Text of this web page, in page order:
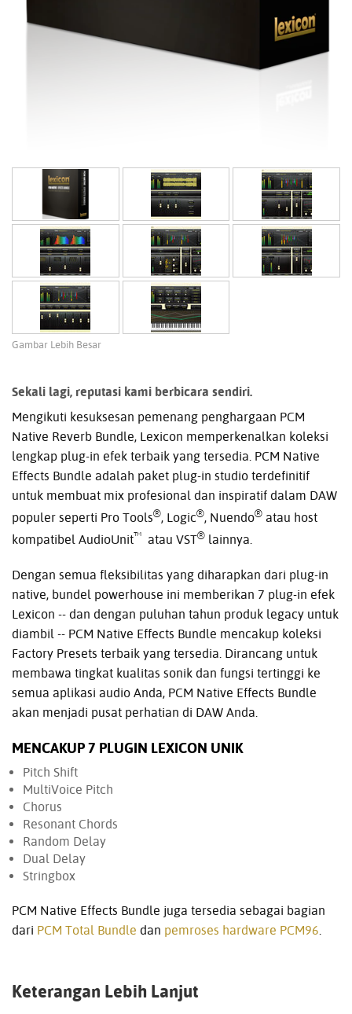
Gambar Lebih Besar
Sekali lagi, reputasi kami berbicara sendiri.
Mengikuti kesuksesan pemenang penghargaan PCM
Native Reverb Bundle, Lexicon memperkenalkan koleksi
lengkap plug-in efek terbaik yang tersedia. PCM Native
Effects Bundle adalah paket plug-in studio terdefinitif
untuk membuat mix profesional dan inspiratif dalam DAW
populer seperti Pro Tools®, Logic®, Nuendo® atau host
kompatibel AudioUnit™ atau VST® lainnya.
Dengan semua fleksibilitas yang diharapkan dari plug-in
native, bundel powerhouse ini memberikan 7 plug-in efek
Lexicon -- dan dengan puluhan tahun produk legacy untuk
diambil -- PCM Native Effects Bundle mencakup koleksi
Factory Presets terbaik yang tersedia. Dirancang untuk
membawa tingkat kualitas sonik dan fungsi tertinggi ke
semua aplikasi audio Anda, PCM Native Effects Bundle
akan menjadi pusat perhatian di DAW Anda.
MENCAKUP 7 PLUGIN LEXICON UNIK
Pitch Shift
MultiVoice Pitch
Chorus
Resonant Chords
Random Delay
Dual Delay
Stringbox
PCM Native Effects Bundle juga tersedia sebagai bagian
dari PCM Total Bundle dan pemroses hardware PCM96.
Keterangan Lebih Lanjut